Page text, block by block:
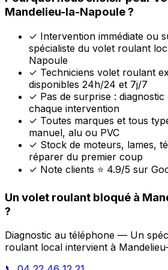
Mandelieu-la-Napoule ?
✓ Intervention immédiate ou
spécialiste du volet roulant
Napoule
✓ Techniciens volet roulant
disponibles 24h/24 et 7j/7
✓ Pas de surprise :
chaque intervention
✓ Toutes marques et tous
manuel, alu ou PVC
✓ Stock de moteurs, lames,
réparer du premier coup
✓ Note clients ⭐ 4.9/5 sur
Un volet roulant bloqué à
?
Diagnostic au téléphone — Un
roulant local intervient à